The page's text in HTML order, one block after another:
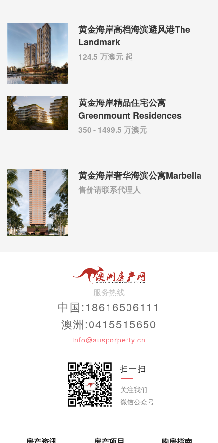
黄金海岸高档海滨避风港The
Landmark
124.5 万澳元 起
黄金海岸精品住宅公寓
Greenmount Residences
350 - 1499.5 万澳元
黄金海岸奢华海滨公寓Marbella
售价请联系代理人
服务热线
中国:18616506111
澳洲:0415515650
info@ausporperty.cn
扫一扫
关注我们
微信公众号